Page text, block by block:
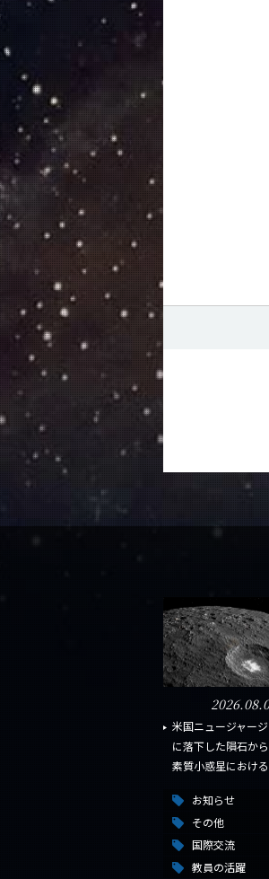
米国ニュージャー
に落下した隕石か
素質小惑星におけ
お知らせ
その他
国際交流
教員の活躍